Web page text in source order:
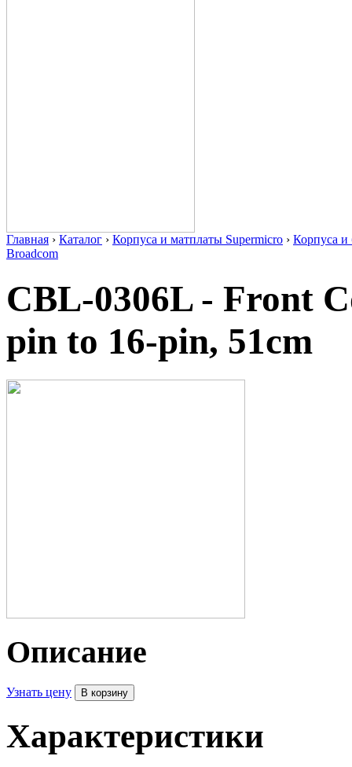
Главная › Каталог › Корпуса и матплаты Supermicro › Корпуса и
Broadcom
CBL-0306L - Front
pin to 16-pin, 51cm
Описание
Узнать цену
Характеристики